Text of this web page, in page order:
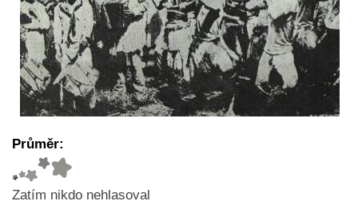
Průměr:
Zatím nikdo nehlasoval